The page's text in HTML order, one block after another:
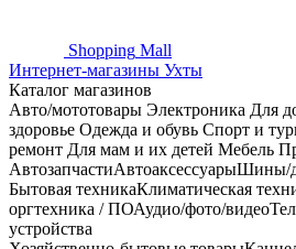
Shopping Mall
Интернет-магазины Ухты
Каталог магазинов
Авто/мототовары Электроника Для
здоровье Одежда и обувь Спорт и
ремонт Для мам и их детей Мебель
АвтозапчастиАвтоаксессуарыШины/
Бытовая техникаКлиматическая
оргтехника / ПОАудио/фото/видео
устройства